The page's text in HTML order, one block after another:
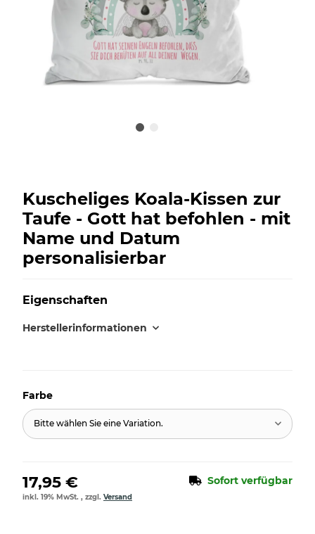
Kuscheliges Koala-Kissen zur
Taufe - Gott hat befohlen - mit
Name und Datum
personalisierbar
Eigenschaften
Herstellerinformationen
Farbe
Bitte wählen Sie eine Variation.
17,95 € Sofort verfügbar
inkl. 19% MwSt. , zzgl. Versand